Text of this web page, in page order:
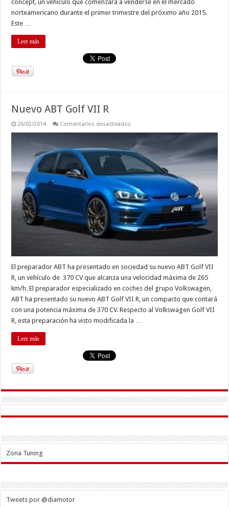
concept, un vehículo que comenzará a venderse en el mercado
norteamericano durante el primer trimestre del próximo año 2015.
Este …
Leer más
Nuevo ABT Golf VII R
26/02/2014 Comentarios desactivados
Golf
VII
R
El preparador ABT ha presentado en sociedad su nuevo ABT Golf VII
R, un vehículo de 370 CV que alcanza una velocidad máxima de 265
km/h. El preparador especializado en coches del grupo Volkswagen,
ABT ha presentado su nuevo ABT Golf VII R, un compacto que contará
con una potencia máxima de 370 CV. Respecto al Volkswagen Golf VII
R, esta preparación ha visto modificada la …
Leer más
Zona Tuning
Tweets por @diamotor